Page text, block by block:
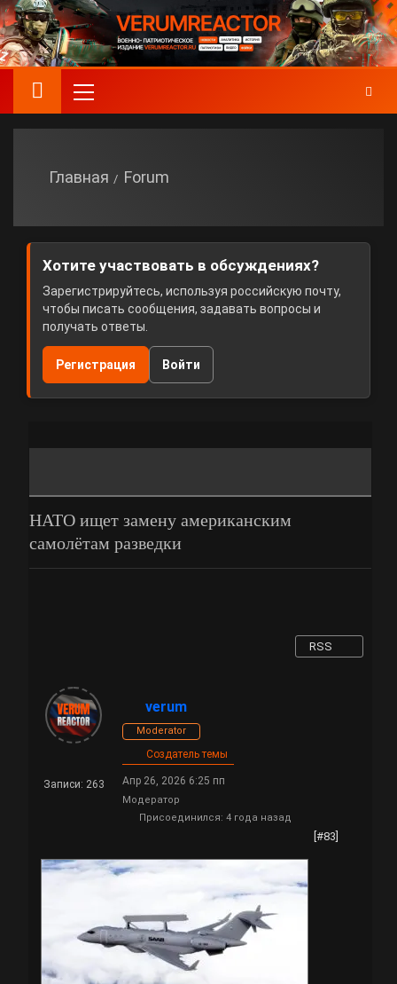
Главная Forum
Хотите участвовать в обсуждениях?
Зарегистрируйтесь, используя российскую почту,
чтобы писать сообщения, задавать вопросы и
получать ответы.
Регистрация Войти
НАТО ищет замену американским
самолётам разведки
RSS
Записи: 263
verum
Moderator
Создатель темы
Апр 26, 2026 6:25 пп
Модератор
Присоединился: 4 года назад
[#83]